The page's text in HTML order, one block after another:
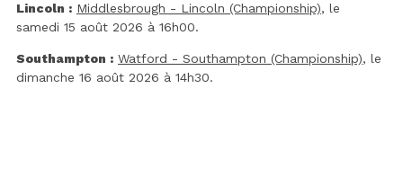
Lincoln : Middlesbrough - Lincoln (Championship), le
samedi 15 août 2026 à 16h00.
Southampton : Watford - Southampton (Championship), le
dimanche 16 août 2026 à 14h30.